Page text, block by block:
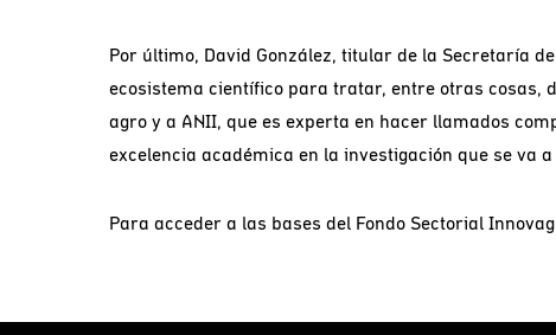
Por último, David González, titular de la Secretaría
ecosistema científico para tratar, entre otras cosas,
agro y a ANII, que es experta en hacer llamados
excelencia académica en la investigación que se va
Para acceder a las bases del Fondo Sectorial